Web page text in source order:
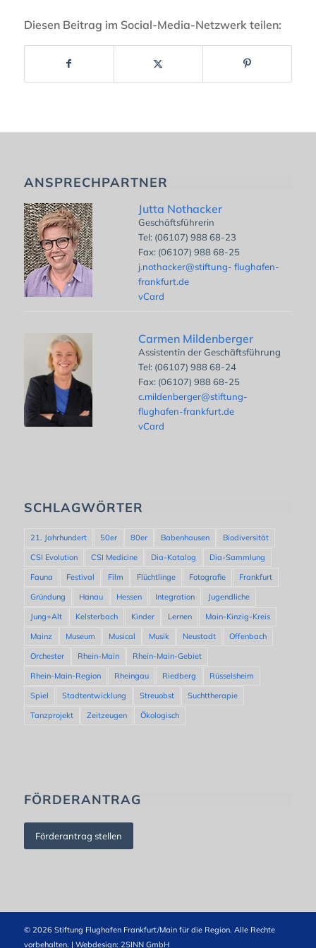
Diesen Beitrag im Social-Media-Netzwerk teilen:
ANSPRECHPARTNER
Jutta Nothacker
Geschäftsführerin
Tel: (06107) 988 68-23
Fax: (06107) 988 68-25
j.nothacker@stiftung- flughafen-
frankfurt.de
vCard
Carmen Mildenberger
Assistentin der Geschäftsführung
Tel: (06107) 988 68-24
Fax: (06107) 988 68-25
c.mildenberger@stiftung-
flughafen-frankfurt.de
vCard
SCHLAGWÖRTER
21. Jahrhundert 50er 80er Babenhausen
Biodiversität
CSI Evolution
CSI Medicine Dia-Katalog
Dia-Sammlung
Fauna
Festival Film Flüchtlinge Fotografie
Frankfurt
Gründung
Hanau Hessen Integration
Jugendliche
Jung+Alt
Kelsterbach Kinder Lernen
Main-Kinzig-Kreis
Mainz
Museum Musical Musik Neustadt
Offenbach
Orchester
Rhein-Main
Rhein-Main-Gebiet
Rhein-Main-Region
Rheingau Riedberg
Rüsselsheim
Spiel
Stadtentwicklung Streuobst
Suchttherapie
Tanzprojekt
Zeitzeugen Ökologisch
FÖRDERANTRAG
Förderantrag stellen
© 2026 Stiftung Flughafen Frankfurt/Main für die Region. Alle Rechte
vorbehalten. | Webdesign: 2SINN GmbH